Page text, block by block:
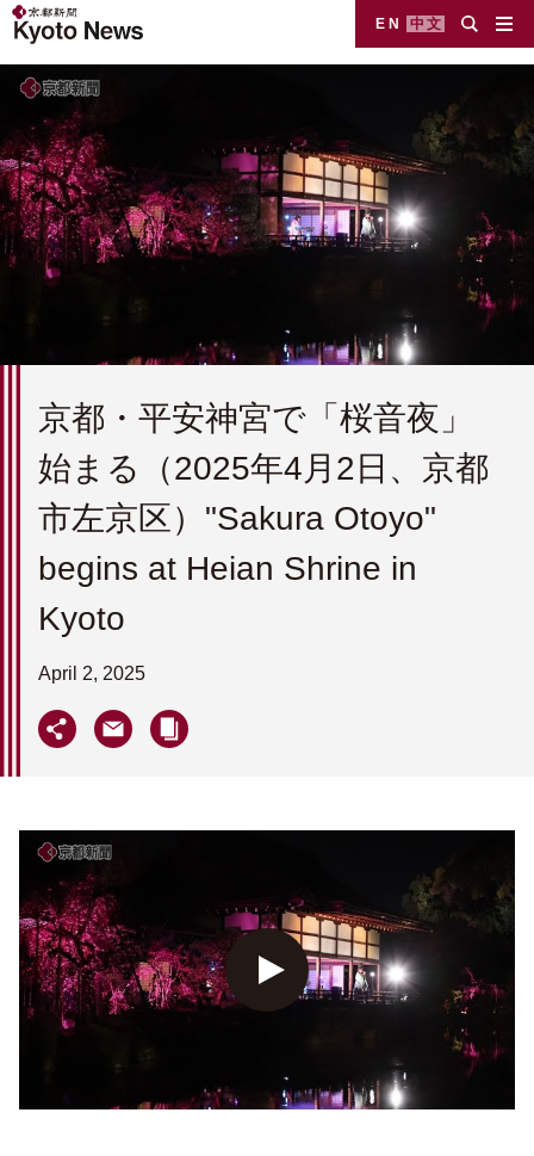
EN 中文
京都・平安神宮で「桜音夜」
始まる（2025年4月2日、京都
市左京区）"Sakura Otoyo"
begins at Heian Shrine in
Kyoto
April 2, 2025